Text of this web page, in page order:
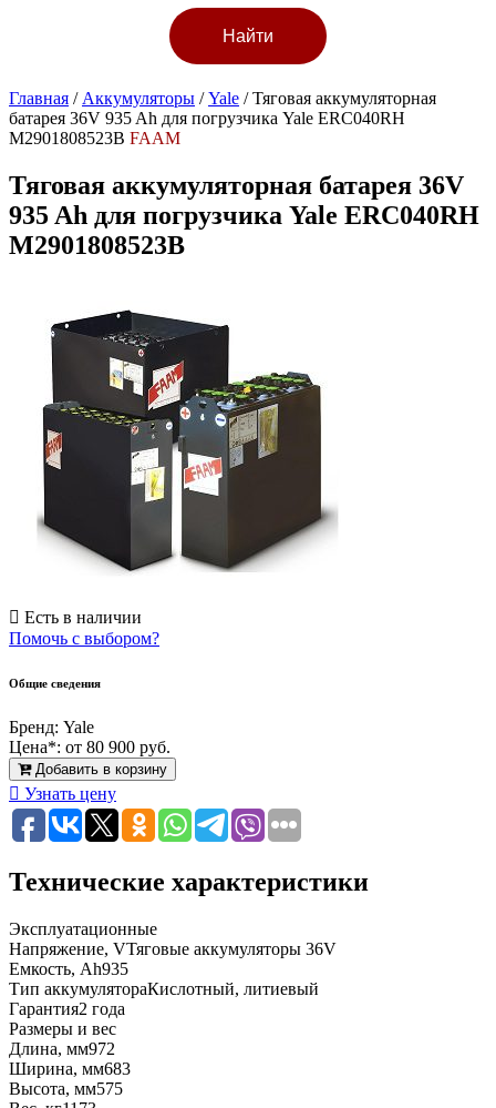
Главная / Аккумуляторы /Yale /Тяговая аккумуляторная
батарея 36V 935 Ah для погрузчика Yale ERC040RH
M2901808523B FAAM
Тяговая аккумуляторная батарея 36V
935 Ah для погрузчика Yale ERC040RH
M2901808523B
Есть в наличии
Помочь с выбором?
Общие сведения
Бренд: Yale
Цена*: от 80 900 руб.
Добавить в корзину
Узнать цену
Технические характеристики
Эксплуатационные
Напряжение, VТяговые аккумуляторы 36V
Емкость, Ah935
Тип аккумулятораКислотный, литиевый
Гарантия2 года
Размеры и вес
Длина, мм972
Ширина, мм683
Высота, мм575